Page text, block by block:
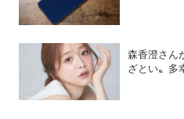
森香澄さん
ざとい〟多